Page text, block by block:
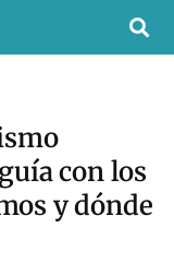
con los
y dónde